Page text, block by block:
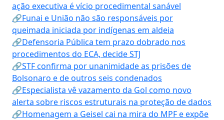
ação executiva é vício procedimental sanável
🔗Funai e União não são responsáveis por
queimada iniciada por indígenas em aldeia
🔗Defensoria Pública tem prazo dobrado nos
procedimentos do ECA, decide STJ
🔗STF confirma por unanimidade as prisões de
Bolsonaro e de outros seis condenados
🔗Especialista vê vazamento da Gol como novo
alerta sobre riscos estruturais na proteção de dados
🔗Homenagem a Geisel cai na mira do MPF e expõe